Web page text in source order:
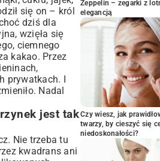
lub jest suchy?
murzynka
aby pozostało
murzynka na
murzynek
się on – król
dziś dla
wzięła się
ciemnego
kakao. Przez
prywatkach. I
Nadal
jest tak
Nie trzeba tu
kwadrans ani
Zeppelin – zegarki z
elegancją
Czy wiesz, jak
twarzy, by cieszyć się
niedoskonałości?